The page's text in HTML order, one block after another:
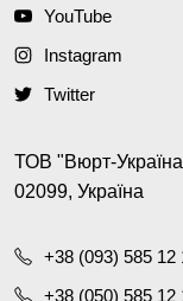
YouTube
Instagram
Twitter
ТОВ "Вюрт-
02099, Україна
+38 (093) 585 12
+38 (050) 585 12